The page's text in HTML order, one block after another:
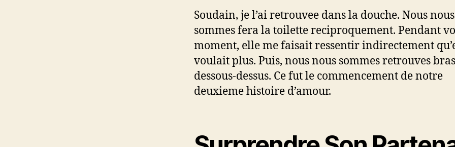
Soudain, je l’ai retrouvee dans la douche. Nous nous
sommes fera la toilette reciproquement. Pendant
moment, elle me faisait ressentir indirectement
voulait plus. Puis, nous nous sommes retrouves bras
dessous-dessus. Ce fut le commencement de notre
deuxieme histoire d’amour.